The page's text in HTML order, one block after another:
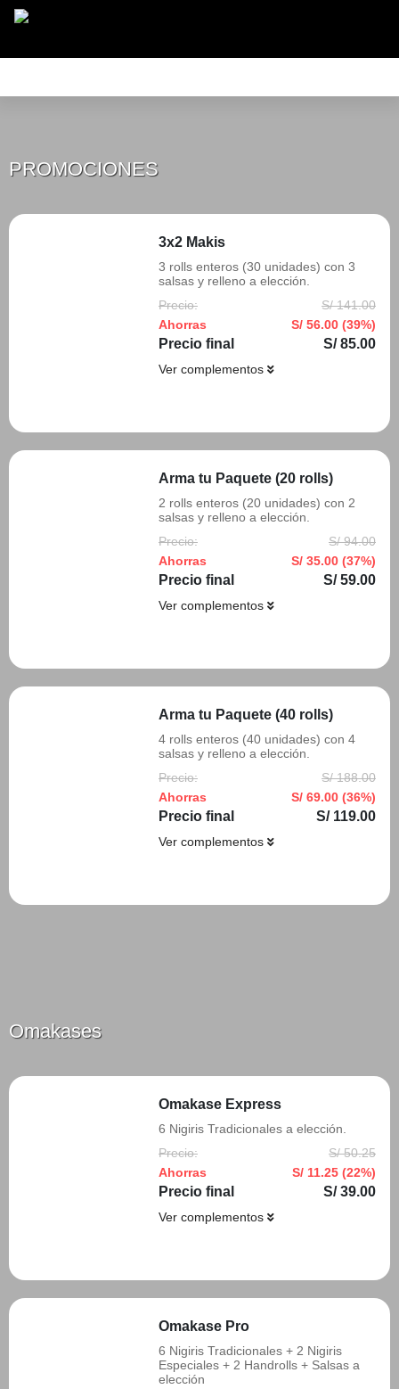
PROMOCIONES
3x2 Makis
3 rolls enteros (30 unidades) con 3
salsas y relleno a elección.
Precio:
S/ 141.00
Ahorras
S/ 56.00 (39%)
Precio final S/ 85.00
Ver complementos
Arma tu Paquete (20 rolls)
2 rolls enteros (20 unidades) con 2
salsas y relleno a elección.
Precio:
S/ 94.00
Ahorras
S/ 35.00 (37%)
Precio final S/ 59.00
Ver complementos
Arma tu Paquete (40 rolls)
4 rolls enteros (40 unidades) con 4
salsas y relleno a elección.
Precio:
S/ 188.00
Ahorras
S/ 69.00 (36%)
Precio final S/ 119.00
Ver complementos
Omakases
Omakase Express
6 Nigiris Tradicionales a elección.
Precio:
S/ 50.25
Ahorras
S/ 11.25 (22%)
Precio final S/ 39.00
Ver complementos
Omakase Pro
6 Nigiris Tradicionales + 2 Nigiris
Especiales + 2 Handrolls + Salsas a
elección